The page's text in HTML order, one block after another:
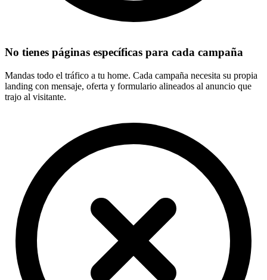
No tienes páginas específicas para cada campaña
Mandas todo el tráfico a tu home. Cada campaña necesita su propia
landing con mensaje, oferta y formulario alineados al anuncio que
trajo al visitante.